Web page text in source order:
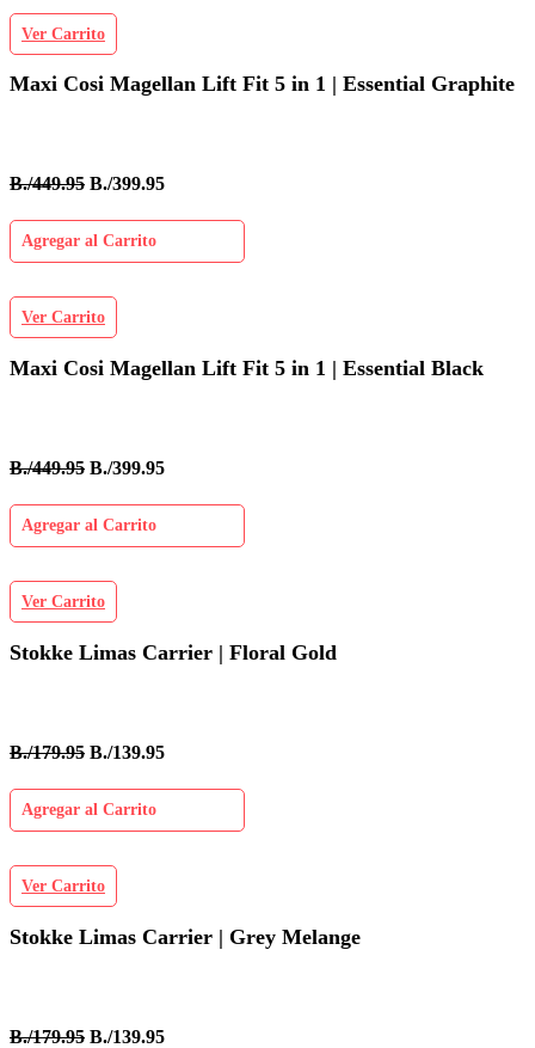
Ver Carrito
Maxi Cosi Magellan Lift Fit 5 in 1 | Essential Graphite
B./449.95 B./399.95
Agregar al Carrito
Ver Carrito
Maxi Cosi Magellan Lift Fit 5 in 1 | Essential Black
B./449.95 B./399.95
Agregar al Carrito
Ver Carrito
Stokke Limas Carrier | Floral Gold
B./179.95 B./139.95
Agregar al Carrito
Ver Carrito
Stokke Limas Carrier | Grey Melange
B./179.95 B./139.95